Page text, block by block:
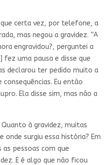
que certa vez, por telefone, a
mas negou a gravidez. “A
engravidou?, perguntei a
uma pausa e disse que
declarou ter pedido muito a
consequências. Eu então
Ela disse sim, mas não a
à gravidez, muitas
onde surgiu essa história? Em
pessoas com que
E é algo que não ficou